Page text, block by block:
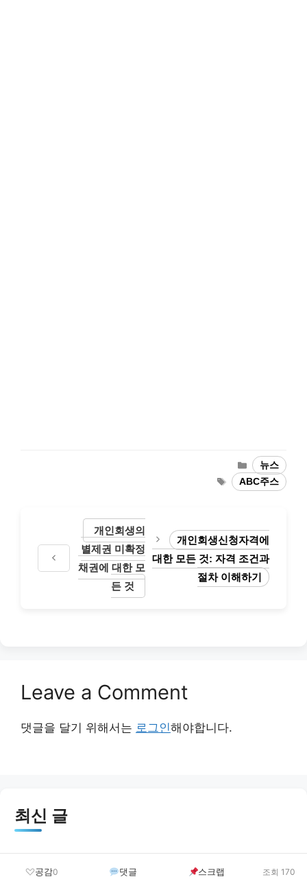
Categories
뉴스
Tags
ABC주스
개인회생의
별제권 미확정
채권에 대한 모
든 것
개인회생신청자격에
대한 모든 것: 자격 조건과
절차 이해하기
Leave a Comment
댓글을 달기 위해서는 로그인해야합니다.
최신 글
결혼이민자 역량강화지원 신청 방법 및 혜택 안내 총
정리공감0 댓글 스크랩 조회 170